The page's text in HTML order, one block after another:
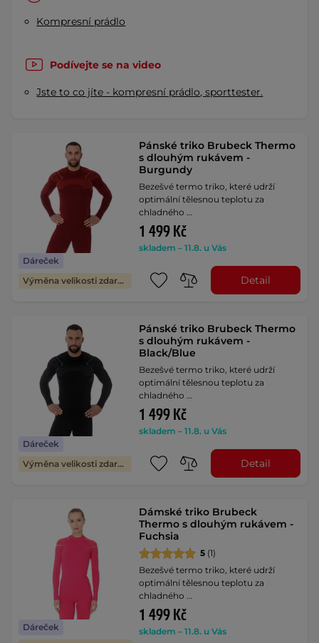
Kompresní prádlo
Podívejte se na video
Jste to co jíte - kompresní prádlo, sporttester.
Dáreček
Výměna velikosti zdarma
Pánské triko Brubeck Thermo
s dlouhým rukávem -
Burgundy
Bezešvé termo triko, které udrží
optimální tělesnou teplotu za
chladného …
1 499 Kč
skladem – 11.8. u Vás
Detail
Dáreček
Výměna velikosti zdarma
Pánské triko Brubeck Thermo
s dlouhým rukávem -
Black/Blue
Bezešvé termo triko, které udrží
optimální tělesnou teplotu za
chladného …
1 499 Kč
skladem – 11.8. u Vás
Detail
Dáreček
Dámské triko Brubeck
Thermo s dlouhým rukávem -
Fuchsia
5 (1)
Bezešvé termo triko, které udrží
optimální tělesnou teplotu za
chladného …
1 499 Kč
skladem – 11.8. u Vás